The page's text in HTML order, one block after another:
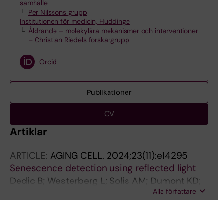
samhälle
Per Nilssons grupp
Institutionen för medicin, Huddinge
Åldrande – molekylära mekanismer och interventioner
– Christian Riedels forskargrupp
Orcid
Publikationer
CV
Artiklar
ARTICLE: AGING CELL. 2024;23(11):e14295
Senescence detection using reflected light
Dedic B; Westerberg L; Solis AM; Dumont KD;
Ruas JL; Thorell A; Naslund E; Spalding KL
Alla författare